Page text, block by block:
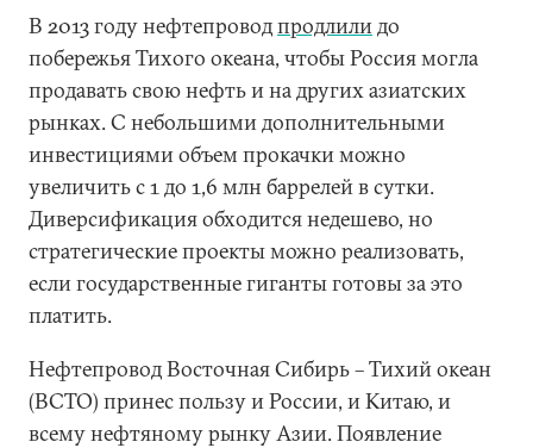
В 2013 году нефтепроводпродлилидо
побережья Тихого океана, чтобы Россия могла
продавать свою нефть и на других азиатских
рынках. С небольшими дополнительными
инвестициями объем прокачки можно
увеличить с 1 до 1,6 млн баррелей в сутки.
Диверсификация обходится недешево, но
стратегические проекты можно реализовать,
если государственные гиганты готовы за это
платить.
Нефтепровод Восточная Сибирь – Тихий океан
(ВСТО) принес пользу и России, и Китаю, и
всему нефтяному рынку Азии. Появление